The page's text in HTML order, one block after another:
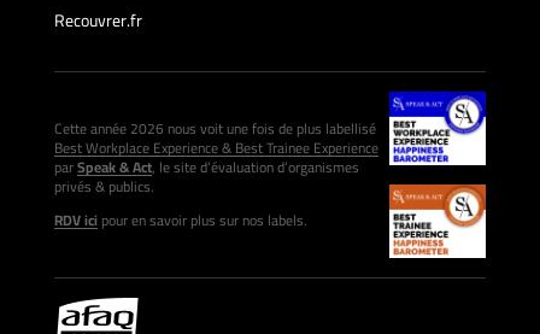
Recouvrer.fr
Cette année 2026 nous voit une fois de plus labellisé
Best Workplace Experience & Best Trainee Experience
parSpeak & Act, le site d’évaluation d’organismes
privés & publics.
RDV icipour en savoir plus sur nos labels.